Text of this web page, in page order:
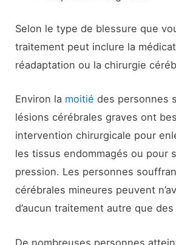
Selon le type de blessure que
traitement peut inclure la
réadaptation ou la chirurgie
Environ la moitié des personnes
lésions cérébrales graves ont
intervention chirurgicale pour
les tissus endommagés ou pour
pression. Les personnes
cérébrales mineures peuvent
d’aucun traitement autre que
De nombreuses personnes